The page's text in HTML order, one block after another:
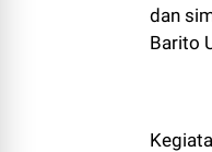
dan
Barito